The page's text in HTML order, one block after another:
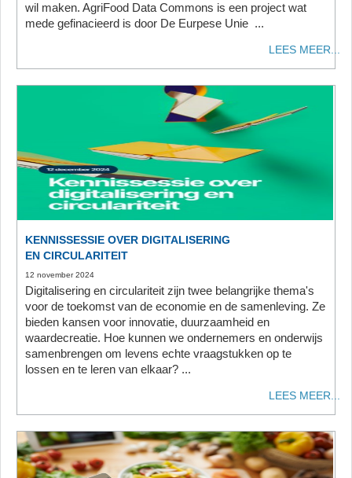
wil maken. AgriFood Data Commons is een project wat
mede gefinacieerd is door De Eurpese Unie ...
LEES MEER...
KENNISSESSIE OVER DIGITALISERING
EN CIRCULARITEIT
12 november 2024
Digitalisering en circulariteit zijn twee belangrijke thema's
voor de toekomst van de economie en de samenleving. Ze
bieden kansen voor innovatie, duurzaamheid en
waardecreatie. Hoe kunnen we ondernemers en onderwijs
samenbrengen om levens echte vraagstukken op te
lossen en te leren van elkaar? ...
LEES MEER...